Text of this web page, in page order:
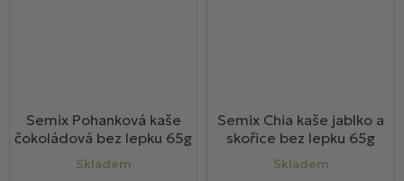
Semix Pohanková kaše
čokoládová bez lepku 65g
Skladem
Semix Chia kaše jablko a
skořice bez lepku 65g
Skladem